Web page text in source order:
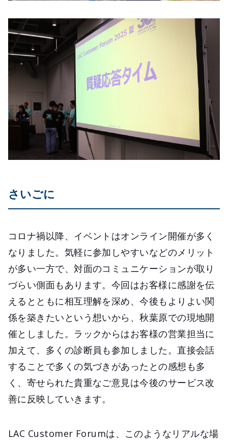
さいごに
コロナ禍以降、イベントはオンライン開催が多く
なりました。気軽に参加しやすいなどのメリット
が多い一方で、対面のコミュニケーションが取り
づらい側面もあります。今回はお客様に感謝を伝
えるとともに相互理解を深め、今後もよりよい関
係を築きたいという想いから、秋葉原での現地開
催としました。ラックからはお客様の営業担当に
加えて、多くの診断員も参加しました。直接会話
することで多くの気づきがあったとの感想も多
く、寄せられた貴重なご意見は今後のサービス改
善に反映していきます。
LAC Customer Forumは、このようなリアルな場